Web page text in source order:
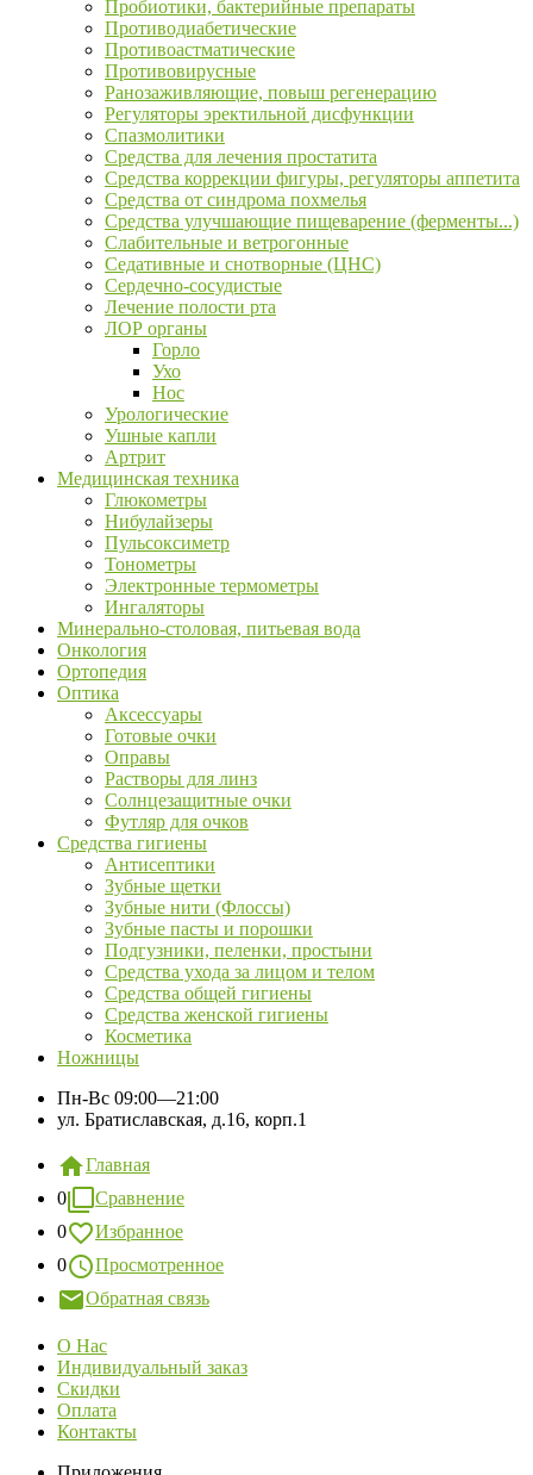
Пробиотики, бактерийные препараты
Противодиабетические
Противоастматические
Противовирусные
Ранозаживляющие, повыш регенерацию
Регуляторы эректильной дисфункции
Спазмолитики
Средства для лечения простатита
Средства коррекции фигуры, регуляторы аппетита
Средства от синдрома похмелья
Средства улучшающие пищеварение (ферменты...)
Слабительные и ветрогонные
Седативные и снотворные (ЦНС)
Сердечно-сосудистые
Лечение полости рта
ЛОР органы
Горло
Ухо
Нос
Урологические
Ушные капли
Артрит
Медицинская техника
Глюкометры
Нибулайзеры
Пульсоксиметр
Тонометры
Электронные термометры
Ингаляторы
Минерально-столовая, питьевая вода
Онкология
Ортопедия
Оптика
Аксессуары
Готовые очки
Оправы
Растворы для линз
Солнцезащитные очки
Футляр для очков
Средства гигиены
Антисептики
Зубные щетки
Зубные нити (Флоссы)
Зубные пасты и порошки
Подгузники, пеленки, простыни
Средства ухода за лицом и телом
Средства общей гигиены
Средства женской гигиены
Косметика
Ножницы
Пн-Вс 09:00—21:00
ул. Братиславская, д.16, корп.1
Главная
0
Сравнение
0
Избранное
0
Просмотренное
Обратная связь
О Нас
Индивидуальный заказ
Скидки
Оплата
Контакты